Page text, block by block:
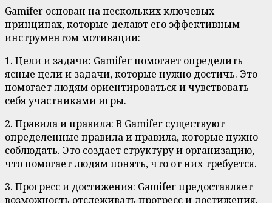
Gamifer основан на нескольких ключевых
принципах, которые делают его эффективным
инструментом мотивации:
1. Цели и задачи: Gamifer помогает определить
ясные цели и задачи, которые нужно достичь. Это
помогает людям ориентироваться и чувствовать
себя участниками игры.
2. Правила и правила: В Gamifer существуют
определенные правила и правила, которые нужно
соблюдать. Это создает структуру и организацию,
что помогает людям понять, что от них требуется.
3. Прогресс и достижения: Gamifer предоставляет
возможность отслеживать прогресс и достижения.